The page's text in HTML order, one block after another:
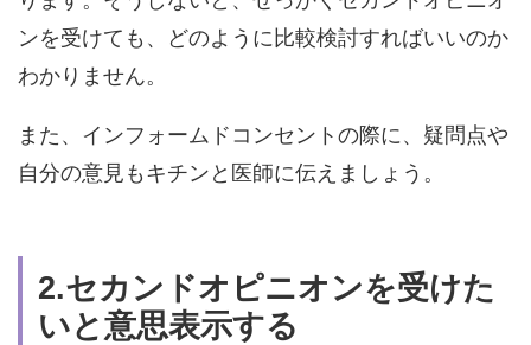
ンを受けても、どのように比較検討すればいいのか
わかりません。
また、インフォームドコンセントの際に、疑問点や
自分の意見もキチンと医師に伝えましょう。
2.セカンドオピニオンを受けた
いと意思表示する